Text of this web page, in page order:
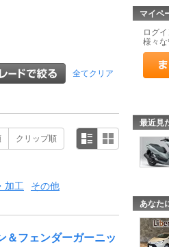
全てクリア
クリップ順
加工 その他
フェンダーガーニッ
マイペ
ログ
様々
最近見
あなた